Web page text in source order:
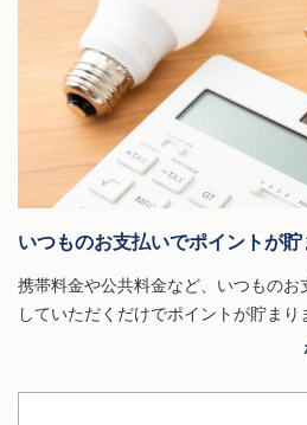
いつものお支払いでポイントが貯
携帯料金や公共料金など、いつものお
していただくだけでポイントが貯まり